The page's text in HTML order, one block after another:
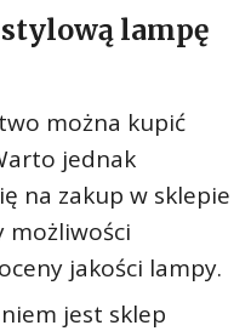
lampę
można kupić
jednak
na zakup w sklepie
jakości lampy.
jest sklep